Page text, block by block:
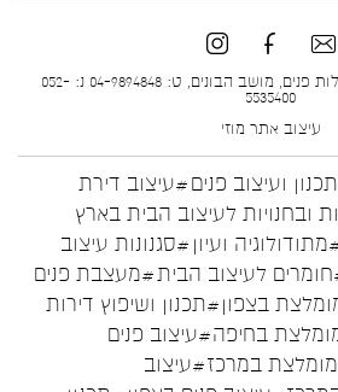
הילית קרש עיצוב ואדריכלות פנים, מושב הבונים, ט: 04-9894848 נ: 052-
5535400
עיצוב אתר מוזי
ועיצוב פנים#עיצוב דירת
ובחנויות לעיצוב הבית בארץ
ועיון #סגנונות עיצוב
לעיצוב הבית#מעצבת פנים
בצפון#תכנון ושיפוץ דירות
בחיפה#עיצוב פנים
במרכז#עיצוב